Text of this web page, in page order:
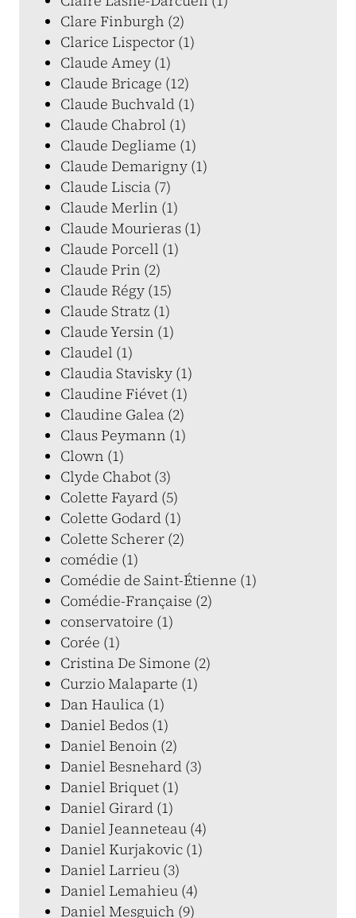
Clare Finburgh (2)
Clarice Lispector (1)
Claude Amey (1)
Claude Bricage (12)
Claude Buchvald (1)
Claude Chabrol (1)
Claude Degliame (1)
Claude Demarigny (1)
Claude Liscia (7)
Claude Merlin (1)
Claude Mourieras (1)
Claude Porcell (1)
Claude Prin (2)
Claude Régy (15)
Claude Stratz (1)
Claude Yersin (1)
Claudel (1)
Claudia Stavisky (1)
Claudine Fiévet (1)
Claudine Galea (2)
Claus Peymann (1)
Clown (1)
Clyde Chabot (3)
Colette Fayard (5)
Colette Godard (1)
Colette Scherer (2)
comédie (1)
Comédie de Saint-Étienne (1)
Comédie-Française (2)
conservatoire (1)
Corée (1)
Cristina De Simone (2)
Curzio Malaparte (1)
Dan Haulica (1)
Daniel Bedos (1)
Daniel Benoin (2)
Daniel Besnehard (3)
Daniel Briquet (1)
Daniel Girard (1)
Daniel Jeanneteau (4)
Daniel Kurjakovic (1)
Daniel Larrieu (3)
Daniel Lemahieu (4)
Daniel Mesguich (9)